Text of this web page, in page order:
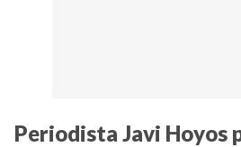
Periodista Javi Hoyos